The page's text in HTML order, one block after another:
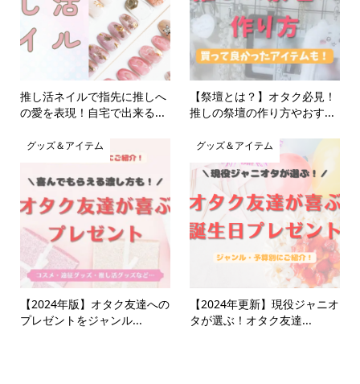
推し活ネイルで指先に推しへ
の愛を表現！自宅で出来る...
【祭壇とは？】オタク必見！
推しの祭壇の作り方やおす...
グッズ＆アイテム
【2024年版】オタク友達への
プレゼントをジャンル...
グッズ＆アイテム
【2024年更新】現役ジャニオ
タが選ぶ！オタク友達...